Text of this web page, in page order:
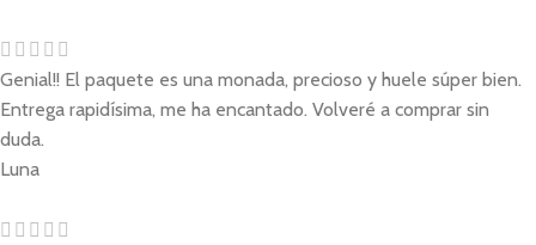
Genial!! El paquete es una monada, precioso y huele súper bien.
Entrega rapidísima, me ha encantado. Volveré a comprar sin
duda.
Luna